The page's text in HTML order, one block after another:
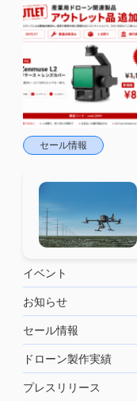
セール情報
イベント
お知らせ
セール情報
ドローン製作実績
プレスリリース